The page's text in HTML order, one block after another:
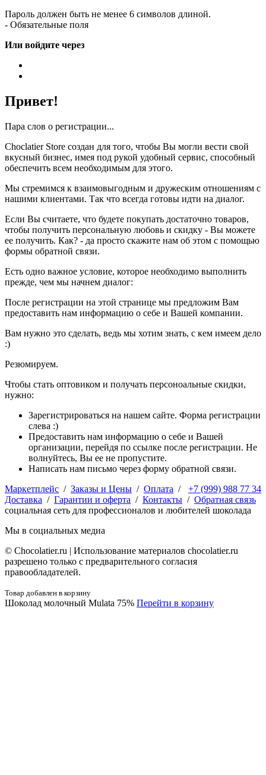
Пароль должен быть не менее 6 символов длиной.
- Обязательные поля
Или войдите через
Привет!
Пара слов о регистрации...
Choclatier Store создан для того, чтобы Вы могли вести свой
вкусный бизнес, имея под рукой удобный сервис, способный
обеспечить всем необходимым для этого.
Мы стремимся к взаимовыгодным и дружеским отношениям с
нашими клиентами. Так что всегда готовы идти на диалог.
Если Вы считаете, что будете покупать достаточно товаров,
чтобы получить персональную любовь и скидку - Вы можете
ее получить. Как? - да просто скажите нам об этом с помощью
формы обратной связи.
Есть одно важное условие, которое необходимо выполнить
прежде, чем мы начнем диалог:
После регистрации на этой странице мы предложим Вам
предоставить нам информацию о себе и Вашей компании.
Вам нужно это сделать, ведь мы хотим знать, с кем имеем дело
:)
Резюмируем.
Чтобы стать оптовиком и получать персоноальные скидки,
нужно:
Зарегистрироваться на нашем сайте. Форма регистрации
слева :)
Предоставить нам информацию о себе и Вашей
организации, перейдя по ссылке после регистрации. Не
волнуйтесь, Вы ее не пропустите.
Написать нам письмо через форму обратной связи.
+7 (999) 988 77 34
Маркетплейс / Заказы и Цены / Оплата /
Доставка / Гарантии и оферта / Контакты / Обратная связь
социальная сеть для профессионалов и любителей шоколада
Мы в социальных медиа
© Сhocolatier.ru | Использование материалов chocolatier.ru
разрешено только с предварительного согласия
правообладателей.
Товар добавлен в корзину
Шоколад молочный Mulata 75% Перейти в корзину